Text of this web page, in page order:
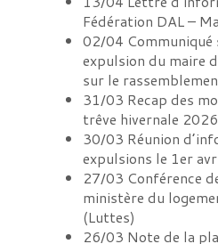
Fédération DAL –
02/04
expulsion du maire
sur le
31/03 Recap des
trêve hivernale 2026
30/03 Réunion
expulsions le 1er
27/03 Conférence
ministère du
(Luttes)
26/03 Note de la